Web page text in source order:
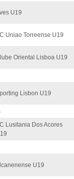
U19
Uniao Torreense U19
Oriental Lisboa U19
Lisbon U19
Lusitania Dos Acores
U19